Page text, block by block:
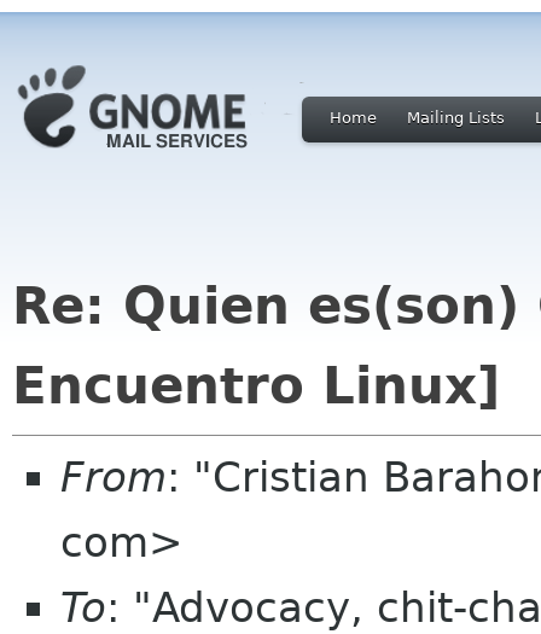
Home Mailing Lists
Re: Quien es(son)
Encuentro Linux]
From: "Cristian
com>
To: "Advocacy, chit-